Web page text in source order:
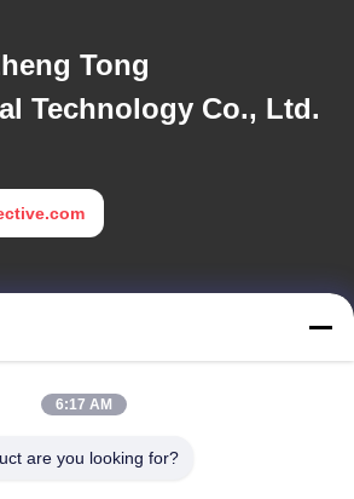
Tong
Technology Co., Ltd.
Hefei, Anhui, Cina
6:17 AM
are you looking for?